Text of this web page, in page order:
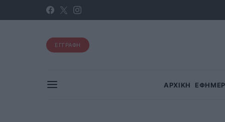
ΕΓΓΡΑΦΗ
ΑΡΧΙΚΗ